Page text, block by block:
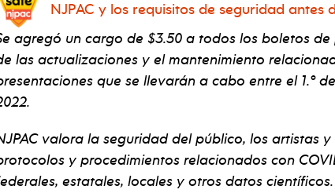
NJPAC y los requisitos de seguridad antes
agregó un cargo de $3.50 a todos los boletos
las actualizaciones y el mantenimiento
que se llevarán a cabo entre el 1.º
valora la seguridad del público, los artistas
y procedimientos relacionados con
estatales, locales y otros datos